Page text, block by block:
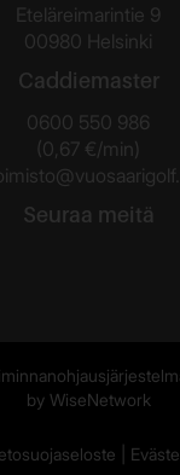
Eteläreimarintie 9
00980 Helsinki
Caddiemaster
0600 550 986
(0,67 €/min)
Seuraa meitä
by WiseNetwork